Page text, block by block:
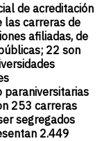
de acreditación
las carreras de
afiliadas, de
22 son
paraniversitarias
253 carreras
segregados
2.449